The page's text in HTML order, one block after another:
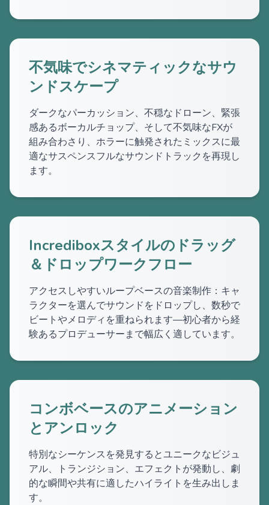
不気味でシネマティックなサウ
ンドスケープ
ダークなパーカッション、不穏なドローン、緊張
感あるボーカルチョップ、そして不気味なFXが
組み合わさり、ホラーに触発されたミックスに最
適なサスペンスフルなサウンドトラックを再現し
ます。
Incrediboxスタイルのドラッグ
＆ドロップワークフロー
アクセスしやすいループベースの音楽制作：キャ
ラクターを選んでサウンドをドロップし、数秒で
ビートやメロディを重ねられます—初心者から経
験あるプロデューサーまで幅広く適しています。
コンボベースのアニメーション
とアンロック
特別なシーケンスを発見するとユニークなビジュ
アル、トランジション、エフェクトが発動し、劇
的な瞬間や共有に適したハイライトを生み出しま
す。